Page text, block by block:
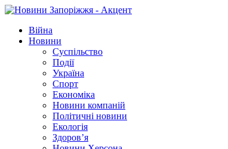
Війна
Новини
Суспільство
Події
Україна
Спорт
Економіка
Новини компаній
Політичні новини
Екологія
Здоров’я